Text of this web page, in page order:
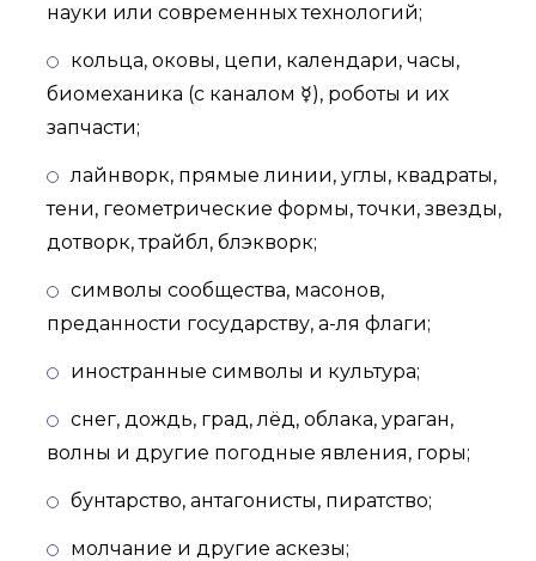
науки или современных технологий;
кольца, оковы, цепи, календари, часы,
биомеханика (с каналом ☿), роботы и их
запчасти;
лайнворк, прямые линии, углы, квадраты,
тени, геометрические формы, точки, звезды,
дотворк, трайбл, блэкворк;
символы сообщества, масонов,
преданности государству, а-ля флаги;
иностранные символы и культура;
снег, дождь, град, лёд, облака, ураган,
волны и другие погодные явления, горы;
бунтарство, антагонисты, пиратство;
молчание и другие аскезы;